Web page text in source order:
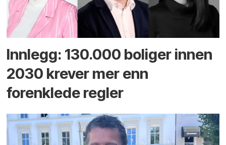
Innlegg: 130.000 boliger innen
2030 krever mer enn
forenklede regler